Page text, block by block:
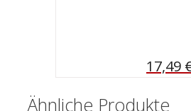
17,49
Ähnliche Produkte